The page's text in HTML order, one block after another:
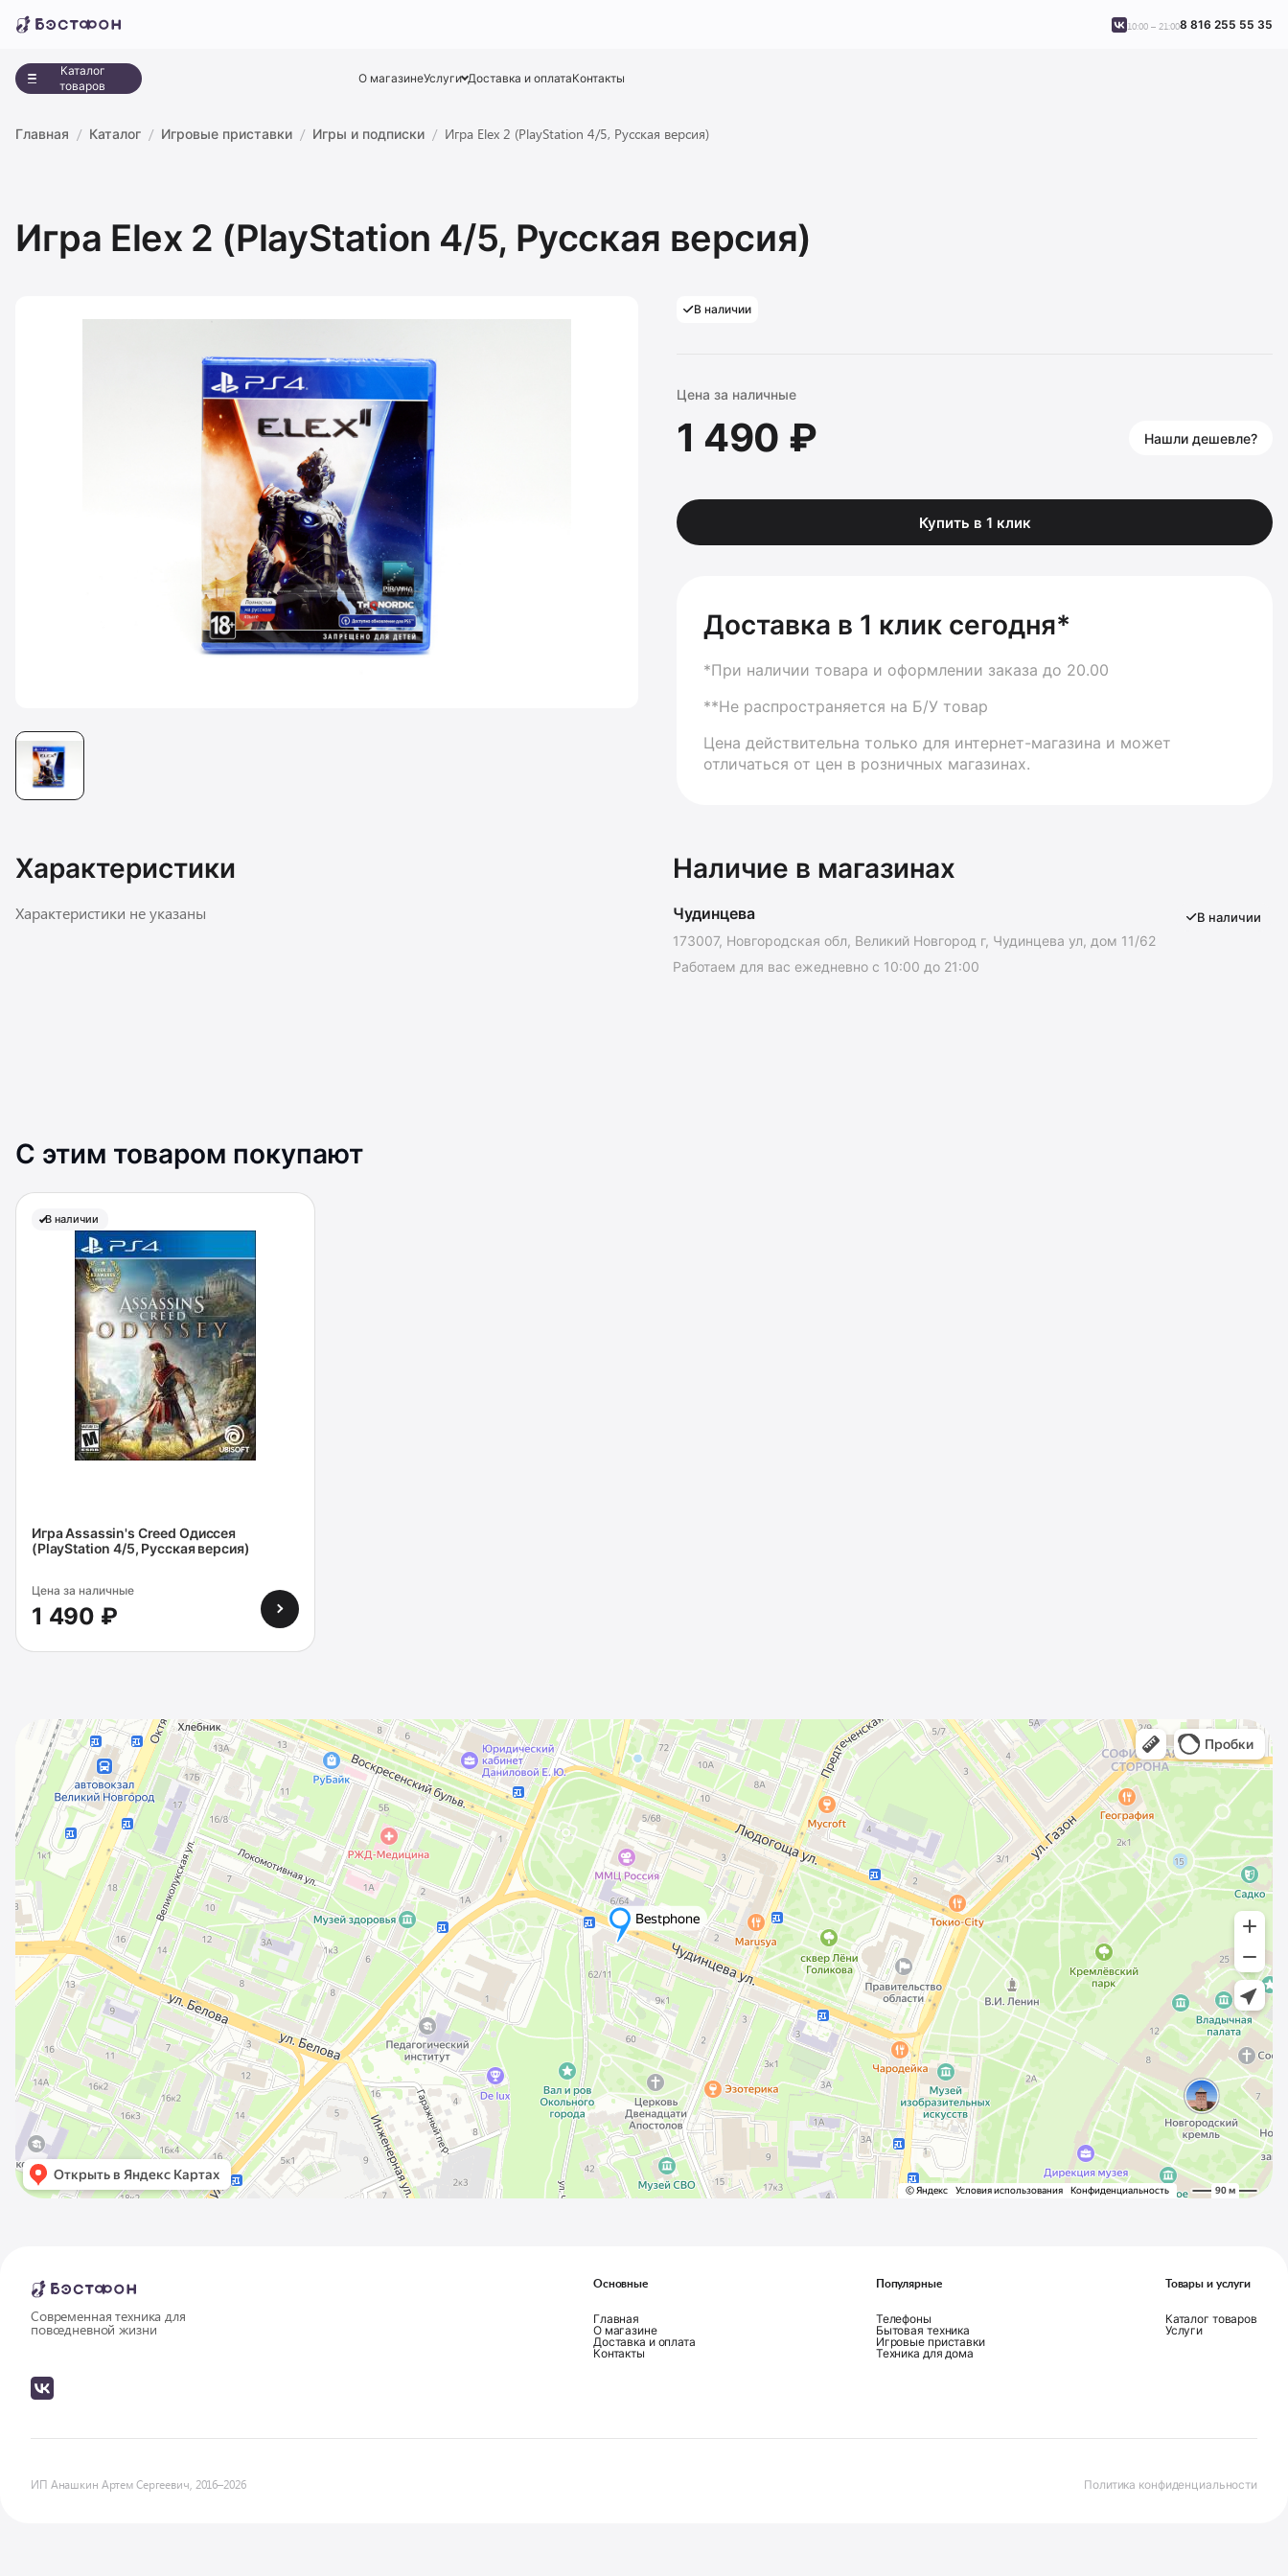
О магазинеУслуги Доставка и оплатаКонтакты
Каталог
товаров
10:00 – 21:008 816 255 55 35
Главная Каталог Игровые приставки Игры и подписки Игра Elex 2 (PlayStation 4/5, Русская версия)
Игра Elex 2 (PlayStation 4/5, Русская версия)
В наличии
Цена за наличные
1 490 ₽ Нашли дешевле?
Купить в 1 клик
Доставка в 1 клик сегодня*
*При наличии товара и оформлении заказа до 20.00
**Не распространяется на Б/У товар
Цена действительна только для интернет-магазина и может
отличаться от цен в розничных магазинах.
Характеристики
Характеристики не указаны
Наличие в магазинах
Чудинцева
173007, Новгородская обл, Великий Новгород г, Чудинцева ул, дом 11/62
Работаем для вас ежедневно с 10:00 до 21:00
В наличии
С этим товаром покупают
В наличии
Игра Assassin's Creed Одиссея
(PlayStation 4/5, Русская версия)
Цена за наличные
1 490 ₽
Современная техника для
повседневной жизни
Основные
Главная
О магазине
Доставка и оплата
Контакты
Популярные
Телефоны
Бытовая техника
Игровые приставки
Техника для дома
Товары и услуги
Каталог товаров
Услуги
ИП Анашкин Артем Сергеевич, 2016–2026 Политика конфиденциальности